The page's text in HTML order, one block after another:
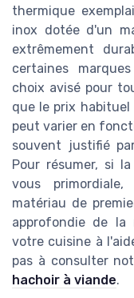
thermique
inox dotée d'un
extrêmement
certaines
choix avisé pour
que le prix habituel
peut varier en
souvent justifié
Pour résumer, si
vous
matériau de
approfondie de
votre cuisine à
pas à consulter
hachoir à viande.